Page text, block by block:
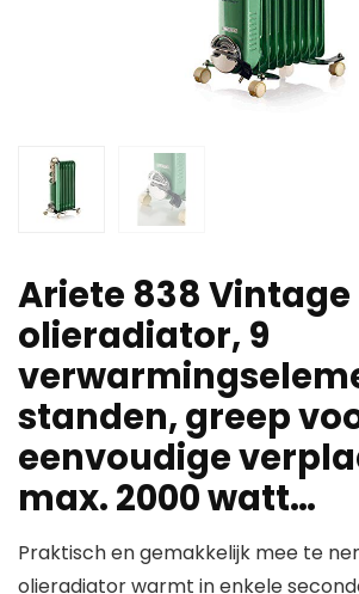
Ariete 838 Vintage
olieradiator, 9
standen, greep
eenvoudige
max. 2000 watt…
Praktisch en gemakkelijk mee te
olieradiator warmt in enkele